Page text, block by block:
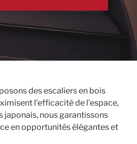
des escaliers en bois
l’efficacité de l’espace,
japonais, nous garantissons
en opportunités élégantes et